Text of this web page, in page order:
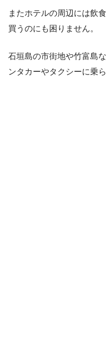
またホテルの周辺には飲
買うのにも困りません。
石垣島の市街地や竹富島
ンタカーやタクシーに乗